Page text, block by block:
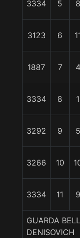
3334 5 8
3123 6
1887 7 4
3334 8 1
3292 9 5
3266 10
3334 11 9
GUARDA
DENISOVICH